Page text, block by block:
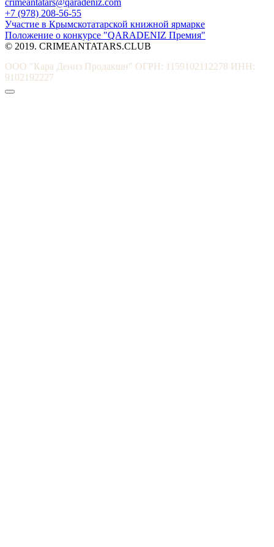
crimeantatars@qaradeniz.com
+7 (978) 208-56-55
Участие в Крымскотатарской книжной ярмарке
Положение о конкурсе "QARADENIZ Премия"
© 2019. CRIMEANTATARS.CLUB
ООО "Кара Дениз Продакшн" ОГРН: 1159102112278 ИНН:
9102192227